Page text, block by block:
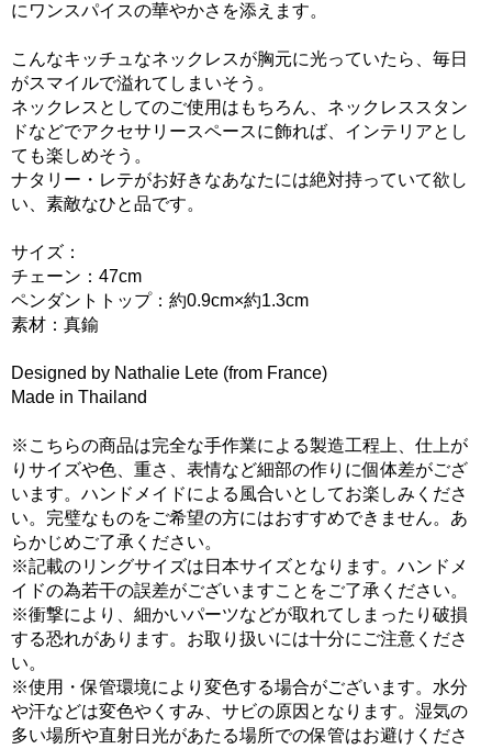
にワンスパイスの華やかさを添えます。
こんなキッチュなネックレスが胸元に光っていたら、毎日
がスマイルで溢れてしまいそう。
ネックレスとしてのご使用はもちろん、ネックレススタン
ドなどでアクセサリースペースに飾れば、インテリアとし
ても楽しめそう。
ナタリー・レテがお好きなあなたには絶対持っていて欲し
い、素敵なひと品です。
サイズ：
チェーン：47cm
ペンダントトップ：約0.9cm×約1.3cm
素材：真鍮
Designed by Nathalie Lete (from France)
Made in Thailand
※こちらの商品は完全な手作業による製造工程上、仕上が
りサイズや色、重さ、表情など細部の作りに個体差がござ
います。ハンドメイドによる風合いとしてお楽しみくださ
い。完璧なものをご希望の方にはおすすめできません。あ
らかじめご了承ください。
※記載のリングサイズは日本サイズとなります。ハンドメ
イドの為若干の誤差がございますことをご了承ください。
※衝撃により、細かいパーツなどが取れてしまったり破損
する恐れがあります。お取り扱いには十分にご注意くださ
い。
※使用・保管環境により変色する場合がございます。水分
や汗などは変色やくすみ、サビの原因となります。湿気の
多い場所や直射日光があたる場所での保管はお避けくださ